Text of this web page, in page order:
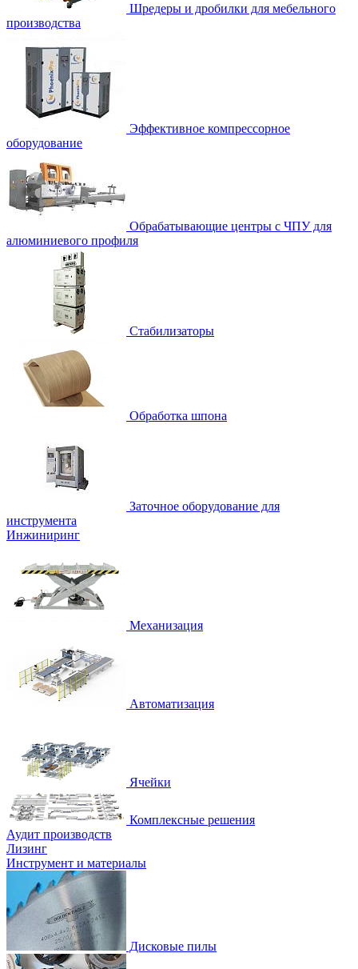
Шредеры и дробилки для мебельного
производства
Эффективное компрессорное
оборудование
Обрабатывающие центры с ЧПУ для
алюминиевого профиля
Стабилизаторы
Обработка шпона
Заточное оборудование для
инструмента
Инжиниринг
Механизация
Автоматизация
Ячейки
Комплексные решения
Аудит производств
Лизинг
Инструмент и материалы
Дисковые пилы